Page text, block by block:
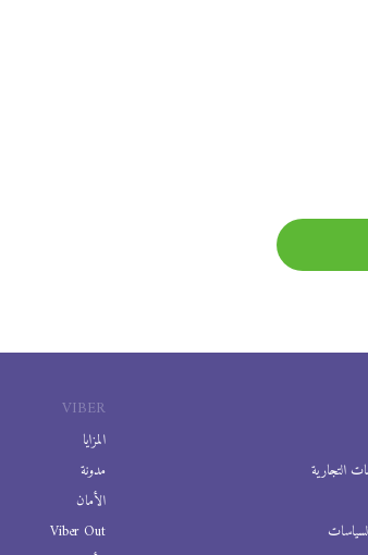
VIBER
المزايا
مدونة
الأمان
Viber Out
التجارية